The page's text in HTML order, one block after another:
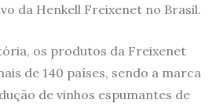
da Henkell Freixenet no Brasil.
os produtos da Freixenet
de 140 países, sendo a marca
de vinhos espumantes de